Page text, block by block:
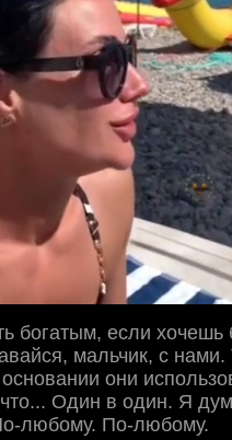
богатым, если хочешь
мальчик, с нами.
они
Один в один. Я
любому. По-любому.